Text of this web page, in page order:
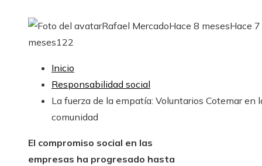
Rafael MercadoHace 8 mesesHace 7
meses122
Inicio
Responsabilidad social
La fuerza de la empatía: Voluntarios Cotemar en
comunidad
El compromiso social en las
empresas ha progresado hasta